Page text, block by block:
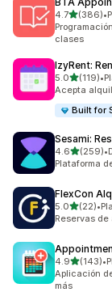
4.7de 5(386)
386 •
clases
IzyRent:
5.0de 5(119)
119 reseñas
•
Acepta
Built for
Sesami:
4.6de 5(259)
259 reseñas
•
Plataforma
FlexCon
5.0de 5(22)
22 reseñas
•
Reservas
4.9de 5(143)
143 reseñas
•
Aplicación
más